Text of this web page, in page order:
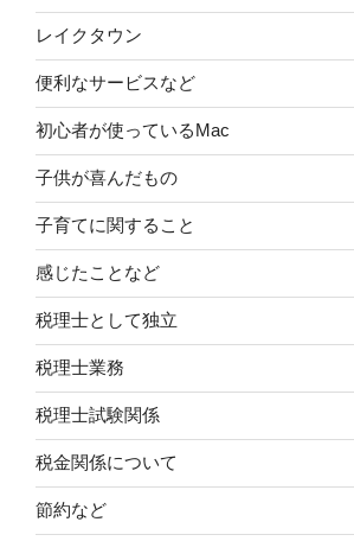
レイクタウン
便利なサービスなど
初心者が使っているMac
子供が喜んだもの
子育てに関すること
感じたことなど
税理士として独立
税理士業務
税理士試験関係
税金関係について
節約など